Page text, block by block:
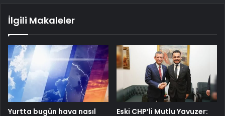
İlgili Makaleler
Yurtta bugün hava nasıl
Eski CHP’li Mutlu Yavuzer: